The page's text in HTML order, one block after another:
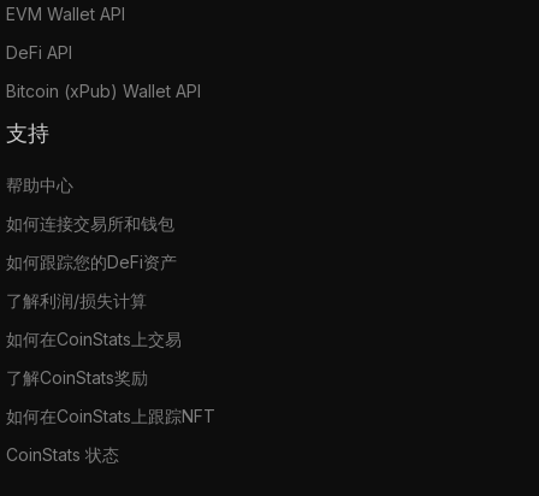
EVM Wallet API
DeFi API
Bitcoin (xPub) Wallet API
支持
帮助中心
如何连接交易所和钱包
如何跟踪您的DeFi资产
了解利润/损失计算
如何在CoinStats上交易
了解CoinStats奖励
如何在CoinStats上跟踪NFT
CoinStats 状态